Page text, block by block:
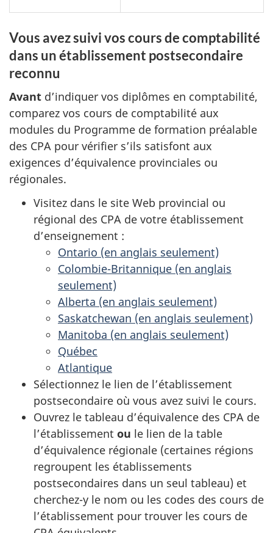
Vous avez suivi vos cours de comptabilité
dans un établissement postsecondaire
reconnu
Avant d’indiquer vos diplômes en comptabilité,
comparez vos cours de comptabilité aux
modules du Programme de formation préalable
des CPA pour vérifier s’ils satisfont aux
exigences d’équivalence provinciales ou
régionales.
Visitez dans le site Web provincial ou
régional des CPA de votre établissement
d’enseignement :
Ontario (en anglais seulement)
Colombie-Britannique (en anglais
seulement)
Alberta (en anglais seulement)
Saskatchewan (en anglais seulement)
Manitoba (en anglais seulement)
Québec
Atlantique
Sélectionnez le lien de l’établissement
postsecondaire où vous avez suivi le cours.
Ouvrez le tableau d’équivalence des CPA de
l’établissement ou le lien de la table
d’équivalence régionale (certaines régions
regroupent les établissements
postsecondaires dans un seul tableau) et
cherchez-y le nom ou les codes des cours de
l’établissement pour trouver les cours de